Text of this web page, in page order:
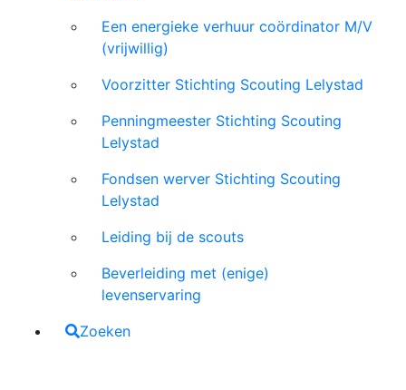
Een energieke verhuur coördinator M/V
(vrijwillig)
Voorzitter Stichting Scouting Lelystad
Penningmeester Stichting Scouting
Lelystad
Fondsen werver Stichting Scouting
Lelystad
Leiding bij de scouts
Beverleiding met (enige)
levenservaring
Zoeken